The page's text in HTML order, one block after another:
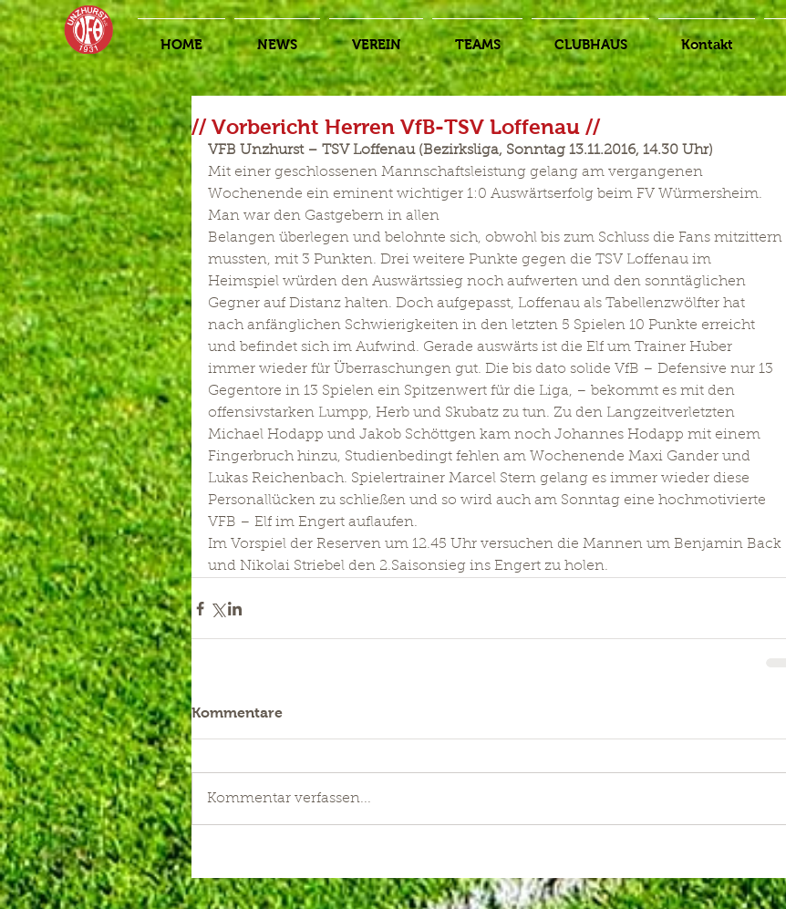
HOME NEWS VEREIN TEAMS CLUBHAUS Kontakt
// Vorbericht Herren VfB-TSV Loffenau //
VFB Unzhurst – TSV Loffenau (Bezirksliga, Sonntag 13.11.2016, 14.30 Uhr)
Mit einer geschlossenen Mannschaftsleistung gelang am vergangenen
Wochenende ein eminent wichtiger 1:0 Auswärtserfolg beim FV Würmersheim.
Man war den Gastgebern in allen
Belangen überlegen und belohnte sich, obwohl bis zum Schluss die Fans mitzittern
mussten, mit 3 Punkten. Drei weitere Punkte gegen die TSV Loffenau im
Heimspiel würden den Auswärtssieg noch aufwerten und den sonntäglichen
Gegner auf Distanz halten. Doch aufgepasst, Loffenau als Tabellenzwölfter hat
nach anfänglichen Schwierigkeiten in den letzten 5 Spielen 10 Punkte erreicht
und befindet sich im Aufwind. Gerade auswärts ist die Elf um Trainer Huber
immer wieder für Überraschungen gut. Die bis dato solide VfB – Defensive nur 13
Gegentore in 13 Spielen ein Spitzenwert für die Liga, – bekommt es mit den
offensivstarken Lumpp, Herb und Skubatz zu tun. Zu den Langzeitverletzten
Michael Hodapp und Jakob Schöttgen kam noch Johannes Hodapp mit einem
Fingerbruch hinzu, Studienbedingt fehlen am Wochenende Maxi Gander und
Lukas Reichenbach. Spielertrainer Marcel Stern gelang es immer wieder diese
Personallücken zu schließen und so wird auch am Sonntag eine hochmotivierte
VFB – Elf im Engert auflaufen.
Im Vorspiel der Reserven um 12.45 Uhr versuchen die Mannen um Benjamin Back
und Nikolai Striebel den 2.Saisonsieg ins Engert zu holen.
Kommentare
Kommentar verfassen...